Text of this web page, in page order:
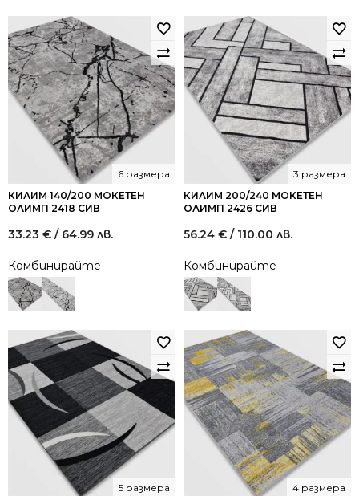
КИЛИМ 140/200 МОКЕТЕН
ОЛИМП 2418 СИВ
6 размера
33.23 € / 64.99 лв.
Комбинирайте
КИЛИМ 200/240 МОКЕТЕН
ОЛИМП 2426 СИВ
3 размера
56.24 € / 110.00 лв.
Комбинирайте
5 размера 4 размера